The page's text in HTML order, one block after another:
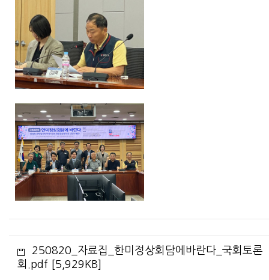
250820_자료집_한미정상회담에바란다_국회토론
회.pdf [5,929KB]